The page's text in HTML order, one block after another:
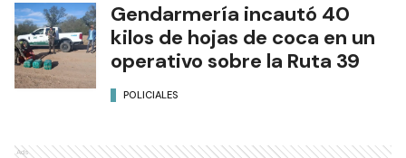
Gendarmería incautó 40
kilos de hojas de coca en un
operativo sobre la Ruta 39
POLICIALES
Ads